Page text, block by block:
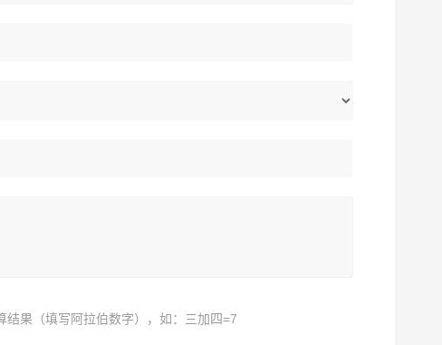
结果（填写阿拉伯数字），如：三加四=7